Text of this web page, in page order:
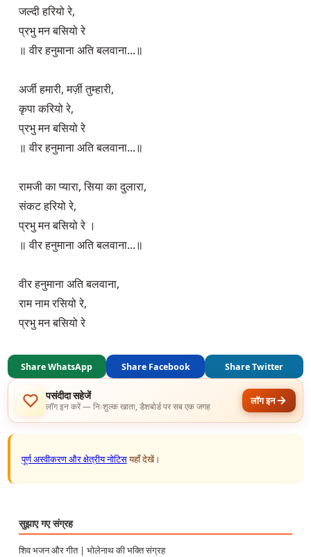
जल्दी हरियो रे,
प्रभु मन बसियो रे
॥ वीर हनुमाना अति बलवाना...॥
अर्जी हमारी, मर्ज़ी तुम्हारी,
कृपा करियो रे,
प्रभु मन बसियो रे
॥ वीर हनुमाना अति बलवाना...॥
रामजी का प्यारा, सिया का दुलारा,
संकट हरियो रे,
प्रभु मन बसियो रे ।
॥ वीर हनुमाना अति बलवाना...॥
वीर हनुमाना अति बलवाना,
राम नाम रसियो रे,
प्रभु मन बसियो रे
Share WhatsApp Share Facebook Share Twitter
पसंदीदा सहेजें
लॉग इन करें — निःशुल्क खाता, डैशबोर्ड पर सब एक जगह लॉग इन
पूर्ण अस्वीकरण और क्षेत्रीय नोटिसयहाँ देखें।
सुझाए गए संग्रह
शिव भजन और गीत | भोलेनाथ की भक्ति संग्रह